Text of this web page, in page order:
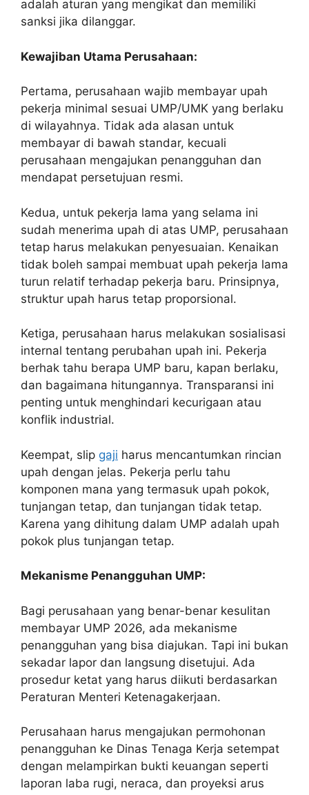
adalah aturan yang mengikat dan memiliki
sanksi jika dilanggar.
Kewajiban Utama Perusahaan:
Pertama, perusahaan wajib membayar upah
pekerja minimal sesuai UMP/UMK yang berlaku
di wilayahnya. Tidak ada alasan untuk
membayar di bawah standar, kecuali
perusahaan mengajukan penangguhan dan
mendapat persetujuan resmi.
Kedua, untuk pekerja lama yang selama ini
sudah menerima upah di atas UMP, perusahaan
tetap harus melakukan penyesuaian. Kenaikan
tidak boleh sampai membuat upah pekerja lama
turun relatif terhadap pekerja baru. Prinsipnya,
struktur upah harus tetap proporsional.
Ketiga, perusahaan harus melakukan sosialisasi
internal tentang perubahan upah ini. Pekerja
berhak tahu berapa UMP baru, kapan berlaku,
dan bagaimana hitungannya. Transparansi ini
penting untuk menghindari kecurigaan atau
konflik industrial.
Keempat, slip gaji harus mencantumkan rincian
upah dengan jelas. Pekerja perlu tahu
komponen mana yang termasuk upah pokok,
tunjangan tetap, dan tunjangan tidak tetap.
Karena yang dihitung dalam UMP adalah upah
pokok plus tunjangan tetap.
Mekanisme Penangguhan UMP:
Bagi perusahaan yang benar-benar kesulitan
membayar UMP 2026, ada mekanisme
penangguhan yang bisa diajukan. Tapi ini bukan
sekadar lapor dan langsung disetujui. Ada
prosedur ketat yang harus diikuti berdasarkan
Peraturan Menteri Ketenagakerjaan.
Perusahaan harus mengajukan permohonan
penangguhan ke Dinas Tenaga Kerja setempat
dengan melampirkan bukti keuangan seperti
laporan laba rugi, neraca, dan proyeksi arus